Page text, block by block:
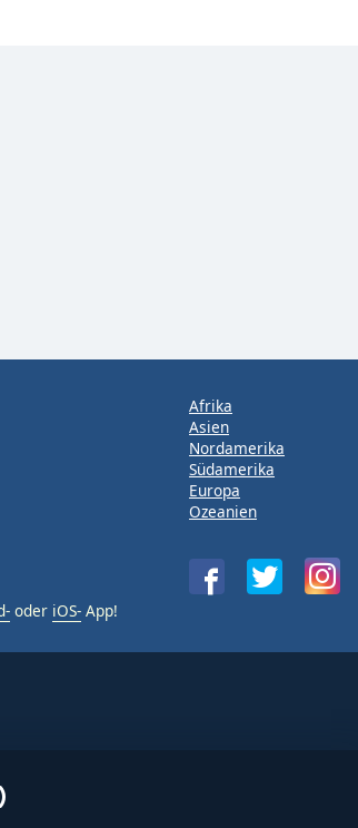
oder iOS- App!
Afrika
Asien
Nordamerika
Südamerika
Europa
Ozeanien